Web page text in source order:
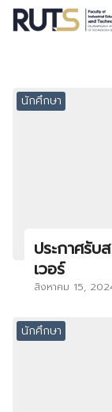
Skip
นักศึกษา
ประกาศรั
เวอร์
สิงหาคม 15,
นักศึกษา